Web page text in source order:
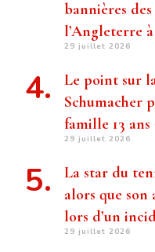
bannières
l’Angleterre
29 juillet 2026
Le point sur
Schumacher
famille 13
29 juillet 2026
La star du
alors que son
lors d’un
29 juillet 2026